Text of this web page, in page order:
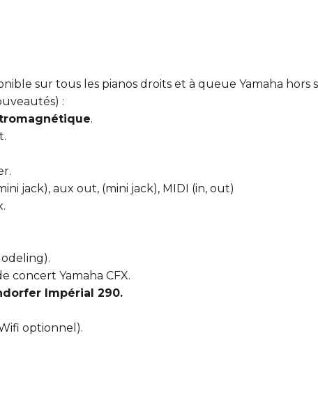
sur tous les pianos droits et à queue Yamaha hors
:
.
jack), aux out, (mini jack), MIDI (in, out)
concert Yamaha CFX.
Impérial 290.
optionnel).